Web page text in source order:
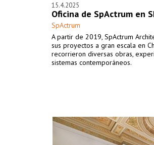
15.4.2025
Oficina de SpActrum en
SpActrum
A partir de 2019, SpActrum
sus proyectos a gran escala en
recorrieron diversas obras,
sistemas contemporáneos.